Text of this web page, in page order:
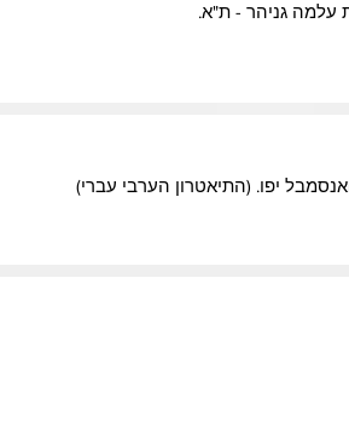
עלמה גניהר - ת"א.
יפו. (התיאטרון הערבי עברי)